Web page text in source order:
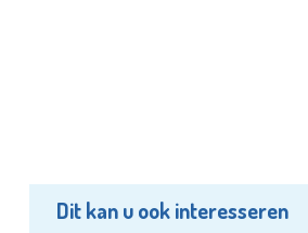
Dit kan u ook interesseren